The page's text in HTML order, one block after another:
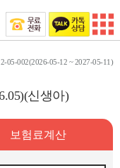
05-002(2026-05-12 ~ 2027-05-11)
신생아)
보험료계산